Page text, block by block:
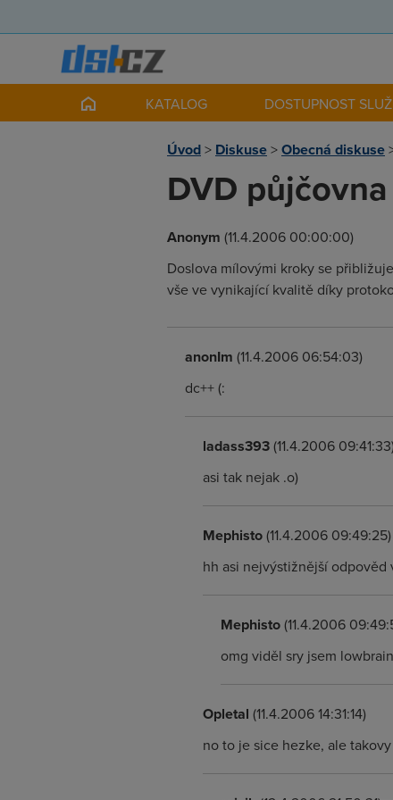
KATALOG DOSTUPNOST
Úvod> Diskuse>Obecná diskuse
DVD
Anonym (11.4.2006 00:00:00)
Doslova mílovými kroky se
vše ve vynikající kvalitě díky
anonIm (11.4.2006 06:54:03)
dc++ (:
ladass393(11.4.2006 09:41:33)
asi tak nejak .o)
Mephisto(11.4.2006 09:49:25)
hh asi nejvýstižnější
Mephisto(11.4.2006
omg viděl sry jsem lowbrain
Opletal (11.4.2006 14:31:14)
no to je sice hezke, ale